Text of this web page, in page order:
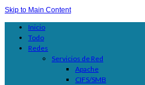
Skip to Main Content
Inicio
Todo
Redes
Servicios de Red
Apache
CIFS/SMB